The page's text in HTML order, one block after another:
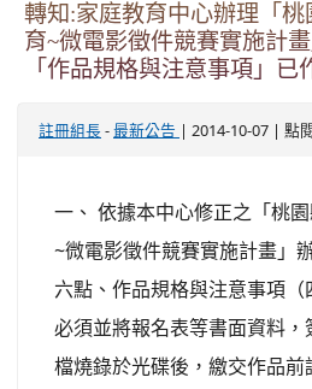
轉知:家庭教育中心辦理「
育~微電影徵件競賽實施計
「作品規格與注意事項」已
註冊組長 - 最新公告 | 2014-10-07 | 點
一、 依據本中心修正之「桃
~微電影徵件競賽實施計畫」
六點、作品規格與注意事項
必須並將報名表等書面資料
檔燒錄於光碟後，繳交作品